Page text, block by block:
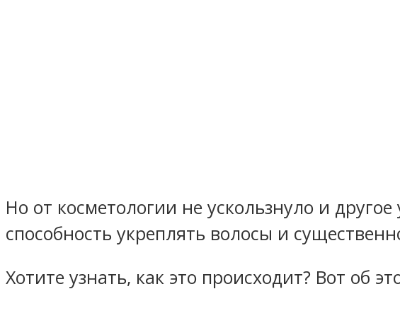
Но от косметологии не ускользнуло и
способность укреплять волосы и
Хотите узнать, как это происходит? Вот об